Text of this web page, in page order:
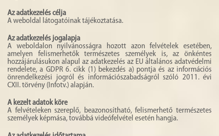
Az adatkezelés célja
A weboldal látogatóinak tájékoztatása.
Az adatkezelés jogalapja
A weboldalon nyilvánosságra hozott azon felvételek esetében,
amelyen felismerhetők természetes személyek is, az önkéntes
hozzájárulásukon alapul az adatkezelés az EU általános adatvédelmi
rendelete, a GDPR 6. cikk (1) bekezdés a) pontja és az információs
önrendelkezési jogról és információszabadságról szóló 2011. évi
CXII. törvény (Infotv.) alapján.
A kezelt adatok köre
A felvételeken szereplő, beazonosítható, felismerhető természetes
személyek képmása, továbbá videófelvétel esetén hangja.